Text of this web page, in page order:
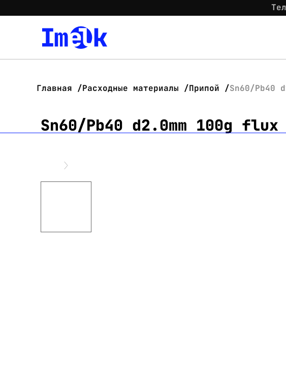
Главная Расходные материалы Припой Sn60/Pb40
Sn60/Pb40 d2.0mm 100g flux